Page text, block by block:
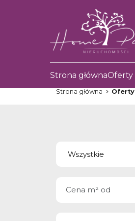
Strona głównaOferty
Strona główna Oferty